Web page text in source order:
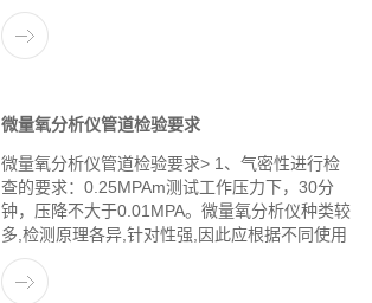
微量氧分析仪管道检验要求
微量氧分析仪管道检验要求> 1、气密性进行检
查的要求：0.25MPAm测试工作压力下，30分
钟，压降不大于0.01MPA。微量氧分析仪种类较
多,检测原理各异,针对性强,因此应根据不同使用